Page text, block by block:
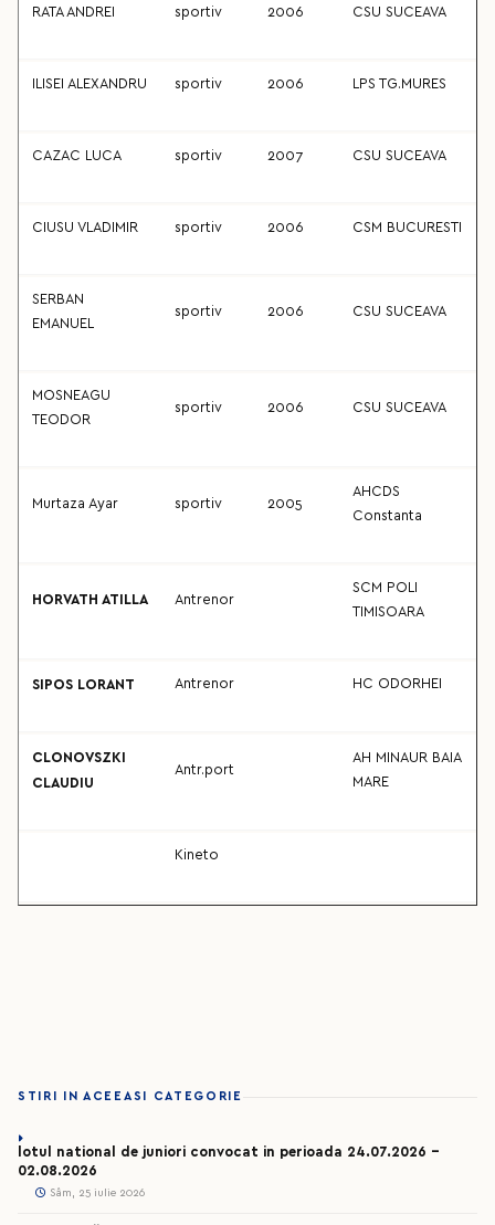
RATA ANDREI sportiv 2006 CSU SUCEAVA
ILISEI ALEXANDRU sportiv 2006 LPS TG.MURES
CAZAC LUCA sportiv 2007 CSU SUCEAVA
CIUSU VLADIMIR sportiv 2006 CSM BUCURESTI
SERBAN
EMANUEL
sportiv 2006 CSU SUCEAVA
MOSNEAGU
TEODOR
sportiv 2006 CSU SUCEAVA
Murtaza Ayar sportiv 2005
AHCDS
Constanta
HORVATH ATILLA Antrenor
SCM POLI
TIMISOARA
SIPOS LORANT Antrenor HC ODORHEI
CLONOVSZKI
CLAUDIU
Antr.port
AH MINAUR BAIA
MARE
Kineto
STIRI IN ACEEASI CATEGORIE
lotul national de juniori convocat in perioada 24.07.2026 –
02.08.2026
Sâm, 25 iulie 2026